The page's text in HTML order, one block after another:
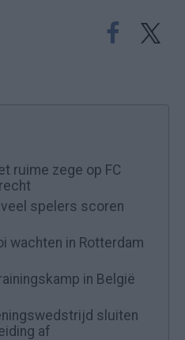
ruime zege op FC
spelers scoren
wachten in Rotterdam
in België
sluiten
af